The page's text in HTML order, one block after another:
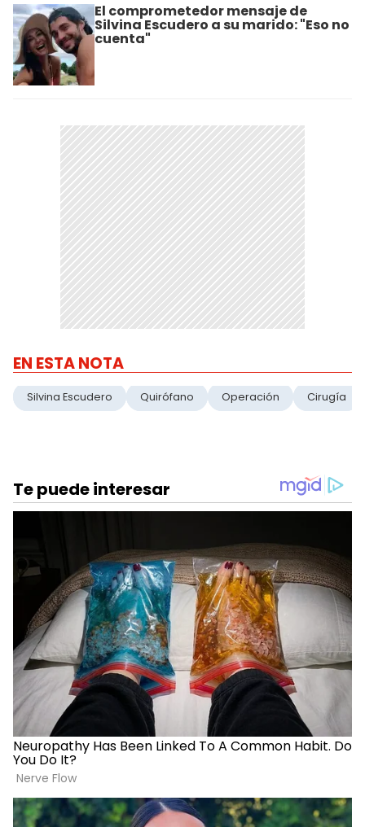
El comprometedor mensaje de
Silvina Escudero a su marido: "Eso no
cuenta"
EN ESTA NOTA
Silvina Escudero Quirófano Operación Cirugía